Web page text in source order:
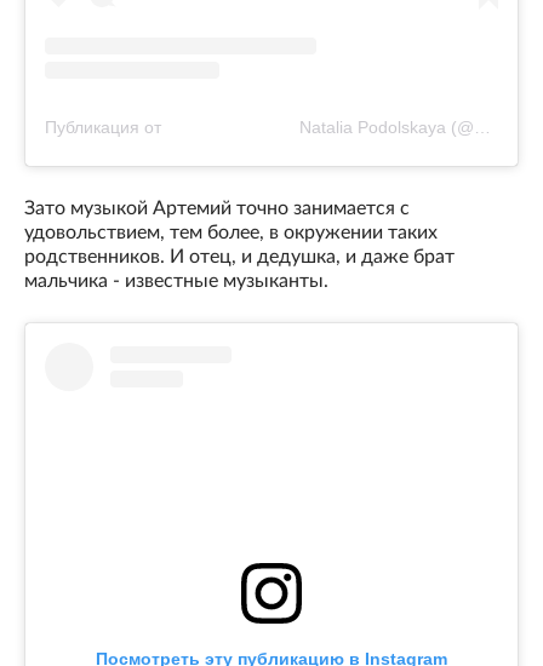
Зато музыкой Артемий точно занимается с
удовольствием, тем более, в окружении таких
родственников. И отец, и дедушка, и даже брат
мальчика - известные музыканты.
Посмотреть эту публикацию в Instagram